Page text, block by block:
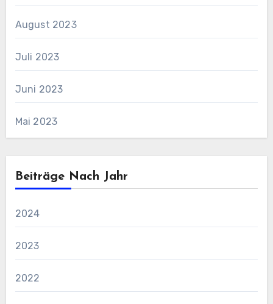
August 2023
Juli 2023
Juni 2023
Mai 2023
Beiträge Nach Jahr
2024
2023
2022